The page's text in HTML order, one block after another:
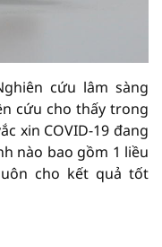
cứu lâm sàng
cứu cho thấy trong
xin COVID-19 đang
nào bao gồm 1 liều
cho kết quả tốt